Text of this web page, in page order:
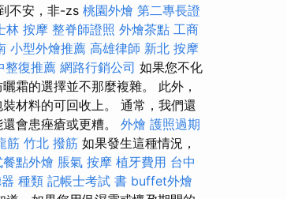
不安，非-zs 桃園外燴 第二專長證
林 按摩 整脊師證照 外燴茶點 工商
小型外燴推薦 高雄律師 新北 按摩
整復推薦 網路行銷公司 如果您不化
霜的選擇並不那麼複雜。 此外，
材料的可回收上。 通常，我們還
會患痤瘡或更糟。 外燴 護照過期
筋 竹北 撥筋 如果發生這種情況，
餐點外燴 脹氣 按摩 植牙費用 台中
種類 記帳士考試 書 buffet外燴